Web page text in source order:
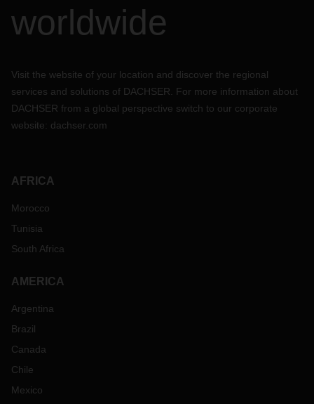
worldwide
Visit the website of your location and discover the regional
services and solutions of DACHSER. For more information about
DACHSER from a global perspective switch to our corporate
website: dachser.com
AFRICA
Morocco
Tunisia
South Africa
AMERICA
Argentina
Brazil
Canada
Chile
Mexico